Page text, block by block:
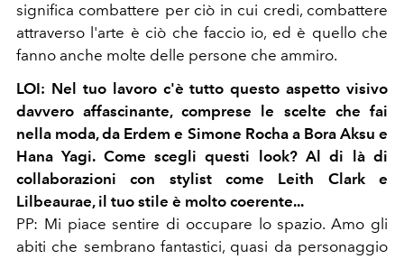
significa combattere per ciò in cui credi, combattere
attraverso l'arte è ciò che faccio io, ed è quello che
fanno anche molte delle persone che ammiro.
LOI: Nel tuo lavoro c'è tutto questo aspetto visivo
davvero affascinante, comprese le scelte che fai
nella moda, da Erdem e Simone Rocha a Bora Aksu e
Hana Yagi. Come scegli questi look? Al di là di
collaborazioni con stylist come Leith Clark e
Lilbeaurae, il tuo stile è molto coerente...
PP: Mi piace sentire di occupare lo spazio. Amo gli
abiti che sembrano fantastici, quasi da personaggio